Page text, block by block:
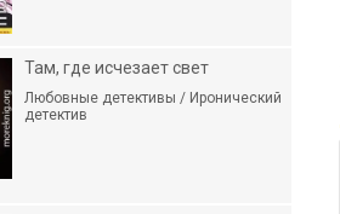
Там, где исчезает свет
Любовные детективы / Иронический
детектив